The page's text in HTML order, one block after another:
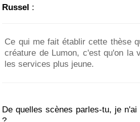
Russel :
Ce qui me fait établir cette thèse
créature de Lumon, c'est qu'on la
les services plus jeune.
De quelles scènes parles-tu, je